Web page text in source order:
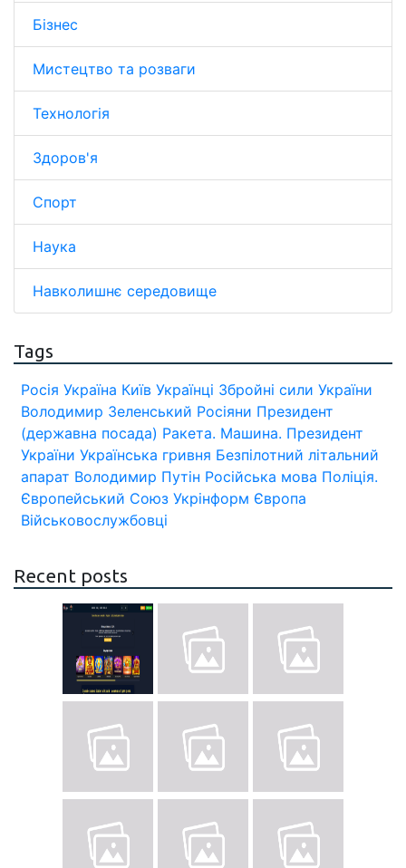
Бізнес
Мистецтво та розваги
Технологія
Здоров'я
Спорт
Наука
Навколишнє середовище
Tags
Росія Україна Київ Українці Збройні сили України
Володимир Зеленський Росіяни Президент
(державна посада) Ракета. Машина. Президент
України Українська гривня Безпілотний літальний
апарат Володимир Путін Російська мова Поліція.
Європейський Союз Укрінформ Європа
Військовослужбовці
Recent posts